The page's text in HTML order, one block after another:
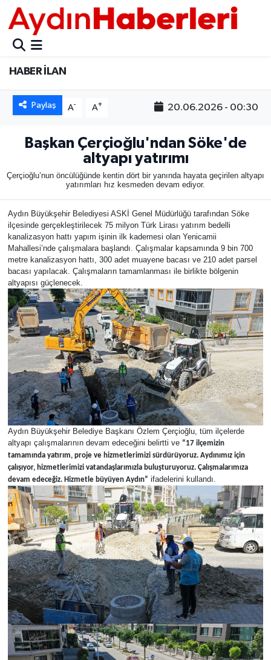
HABER İLAN
Paylaş A- A+ 20.06.2026 - 00:30
Başkan Çerçioğlu'ndan Söke'de
altyapı yatırımı
Çerçioğlu’nun öncülüğünde kentin dört bir yanında hayata geçirilen altyapı
yatırımları hız kesmeden devam ediyor.
Aydın Büyükşehir Belediyesi ASKİ Genel Müdürlüğü tarafından Söke
ilçesinde gerçekleştirilecek 75 milyon Türk Lirası yatırım bedelli
kanalizasyon hattı yapım işinin ilk kademesi olan Yenicamii
Mahallesi’nde çalışmalara başlandı. Çalışmalar kapsamında 9 bin 700
metre kanalizasyon hattı, 300 adet muayene bacası ve 210 adet parsel
bacası yapılacak. Çalışmaların tamamlanması ile birlikte bölgenin
altyapısı güçlenecek.
Aydın Büyükşehir Belediye Başkanı Özlem Çerçioğlu, tüm ilçelerde
altyapı çalışmalarının devam edeceğini belirtti ve “17 ilçemizin
tamamında yatırım, proje ve hizmetlerimizi sürdürüyoruz. Aydınımız için
çalışıyor, hizmetlerimizi vatandaşlarımızla buluşturuyoruz. Çalışmalarımıza
devam edeceğiz. Hizmetle büyüyen Aydın” ifadelerini kullandı.
GÜNCEL
POLİTİKA
BELEDİYELER
ASAYİŞ
BÜLTEN
ÇEVRE
DIŞ
DÜNYA
EGE
EĞİTİM
EKOLOJİ VE ÇEVRE
BİLİM VE TEKNOLOJİ
GENEL
GÜNDEM
HABERDE İNSAN
KÜLTÜR SANAT
MAGAZİN
ÖZEL HABER
SAĞLIK
Aydın Nöbetçi Eczaneler
Aydın Hava Durumu
Aydin Namaz Vakitleri
Aydın Trafik Yoğunluk Haritası
Süper Lig Puan Durumu ve Fikstür
Tüm Manşetler
Son Dakika Haberleri
Haber Arşivi